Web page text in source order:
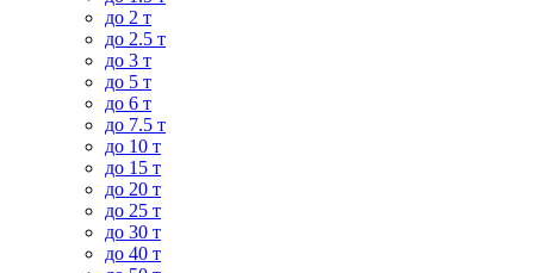
до 2 т
до 2.5 т
до 3 т
до 5 т
до 6 т
до 7.5 т
до 10 т
до 15 т
до 20 т
до 25 т
до 30 т
до 40 т